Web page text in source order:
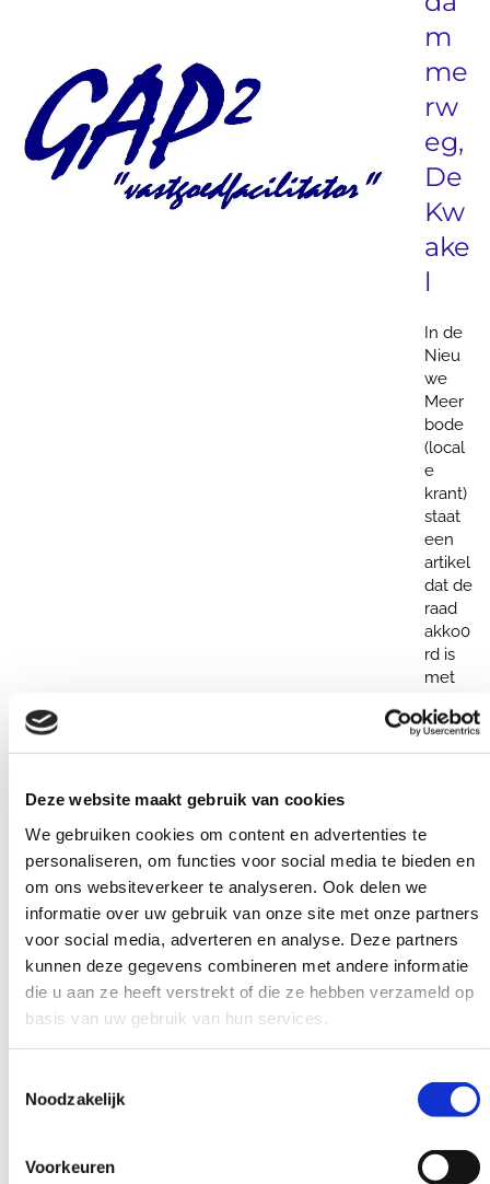
Deze website maakt gebruik van cookies
We gebruiken cookies om content en advertenties te
personaliseren, om functies voor social media te bieden en
om ons websiteverkeer te analyseren. Ook delen we
informatie over uw gebruik van onze site met onze partners
voor social media, adverteren en analyse. Deze partners
kunnen deze gegevens combineren met andere informatie
die u aan ze heeft verstrekt of die ze hebben verzameld op
basis van uw gebruik van hun services.
Noodzakelijk
Voorkeuren
m
me
rw
eg,
De
Kw
ake
l
In de
Nieu
we
Meer
bode
(local
e
krant)
staat
een
artikel
dat de
raad
akko0
rd is
met
initiati
efvoo
Noord
dam
De
Kwak
el.
het
artikel